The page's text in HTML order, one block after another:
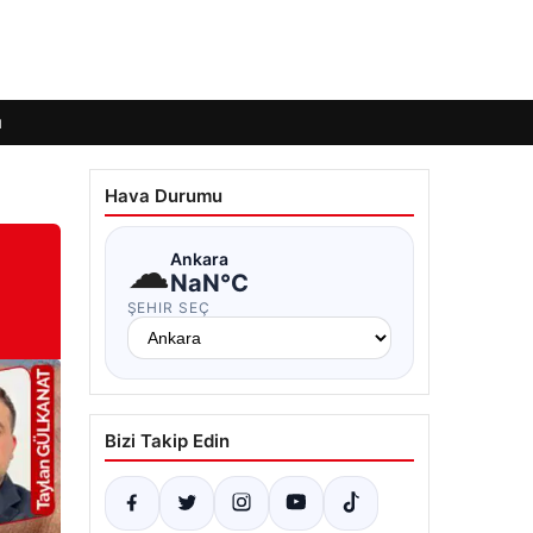
Hava Durumu
☁Ankara
NaN°C
ŞEHIR SEÇ
Bizi Takip Edin